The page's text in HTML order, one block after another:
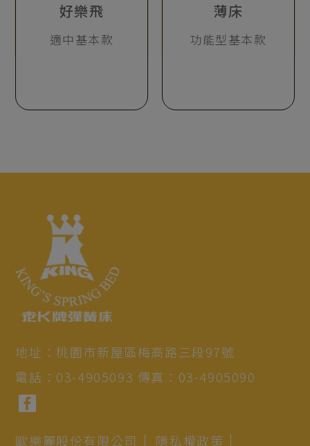
好樂飛
適中基本款
薄床
功能型基本款
地址：桃園市新屋區梅高路三段97號
電話： 03-4905093 傳真： 03-4905090
歐樂麗股份有限公司 隱私權政策